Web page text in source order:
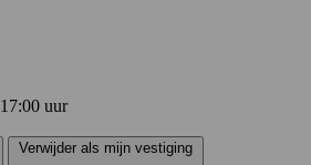
17:00 uur
Verwijder als mijn vestiging